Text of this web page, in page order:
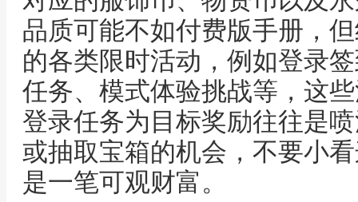
品质可能不如付费版手册，
的各类限时活动，例如登录
任务、模式体验挑战等，这
登录任务为目标奖励往往是
或抽取宝箱的机会，不要小
是一笔可观财富。